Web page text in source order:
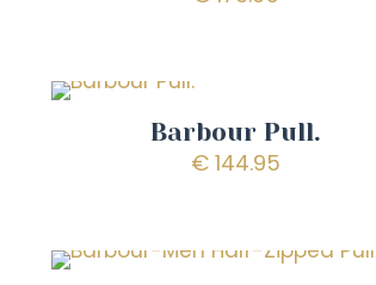
Barbour Pull.
€144.95